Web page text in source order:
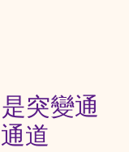
突變通
道